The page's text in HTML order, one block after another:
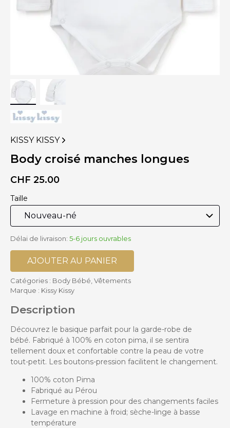
VOIR
PLUS
DE
DE
KISSY KISSY
Body croisé manches longues
CHF 25.00
Taille
Délai de livraison: 5-6 jours ouvrables
AJOUTER AU PANIER
Catégories : Body Bébé,Vêtements
Marque : Kissy Kissy
Description
Découvrez le basique parfait pour la garde-robe de
bébé. Fabriqué à 100% en coton pima, il se sentira
tellement doux et confortable contre la peau de votre
tout-petit. Les boutons-pression facilitent le changement.
100% coton Pima
Fabriqué au Pérou
Fermeture à pression pour des changements faciles
Lavage en machine à froid; sèche-linge à basse
température